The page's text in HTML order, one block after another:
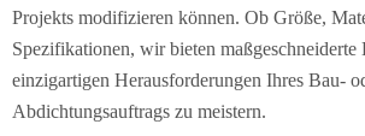
Projekts modifizieren können. Ob Größe,
Spezifikationen, wir bieten maßgeschneiderte
einzigartigen Herausforderungen Ihres Bau-
Abdichtungsauftrags zu meistern.